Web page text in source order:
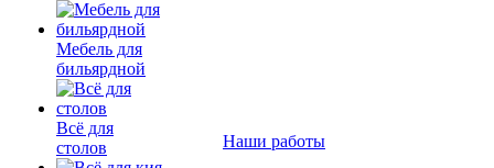
Мебель для
бильярдной
Всё для
столов
Наши работы